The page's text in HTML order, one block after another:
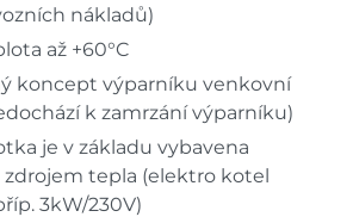
nákladů)
až +60°C
koncept výparníku venkovní
k zamrzání výparníku)
je v základu vybavena
tepla (elektro kotel
3kW/230V)